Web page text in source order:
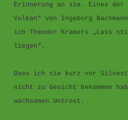
Erinnerung an sie. Eines der
Vulkan“ von Ingeborg
ich Theodor Kramers „Lass
liegen“.
Dass ich sie kurz vor
nicht zu Gesicht bekommen
wachsamen Untrost.